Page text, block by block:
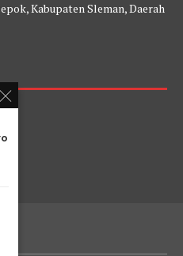
Kabupaten Sleman, Daerah